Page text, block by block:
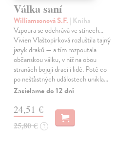
Válka saní
Williamsonová S.F. | Kniha
Vzpoura se odehrává ve stínech…
Vivien Vlaštopírková rozluštila tajný
jazyk draků — a tím rozpoutala
občanskou válku, v níž na obou
stranách bojují draci i lidé. Poté co
po nešťastných událostech unikla…
Zasielame do 12 dní
24,51 €
25,80 € ?